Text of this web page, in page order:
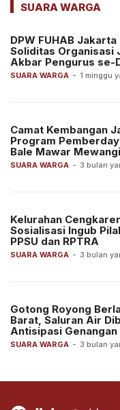
SUARA WARGA
SUARA WARGA - 1 minggu
DPW FUHAB
Soliditas Organisasi
Akbar Pengurus se-
SUARA WARGA - 3 bulan
Camat Kembangan
Program
Bale Mawar
SUARA WARGA - 3 bulan
Kelurahan
Sosialisasi Ingub
PPSU dan RPTRA
SUARA WARGA - 3 bulan
Gotong Royong
Barat, Saluran Air
Antisipasi Genangan